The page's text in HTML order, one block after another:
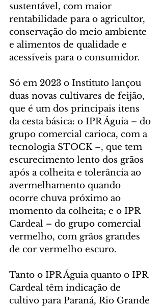
sustentável, com maior
rentabilidade para o agricultor,
conservação do meio ambiente
e alimentos de qualidade e
acessíveis para o consumidor.
Só em 2023 o Instituto lançou
duas novas cultivares de feijão,
que é um dos principais itens
da cesta básica: o IPR Águia – do
grupo comercial carioca, com a
tecnologia STOCK –, que tem
escurecimento lento dos grãos
após a colheita e tolerância ao
avermelhamento quando
ocorre chuva próximo ao
momento da colheita; e o IPR
Cardeal – do grupo comercial
vermelho, com grãos grandes
de cor vermelho escuro.
Tanto o IPR Águia quanto o IPR
Cardeal têm indicação de
cultivo para Paraná, Rio Grande